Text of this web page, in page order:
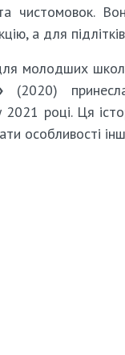
чистомовок.
а для
молодших
(2020)
році. Ця
особливості